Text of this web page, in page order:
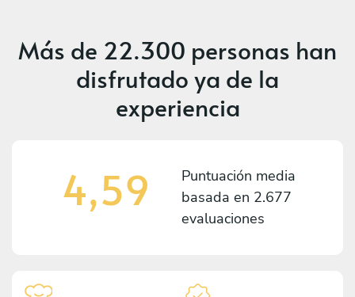
Más de 22.300 personas han
disfrutado ya de la
experiencia
4,59
Puntuación media
basada en 2.677
evaluaciones